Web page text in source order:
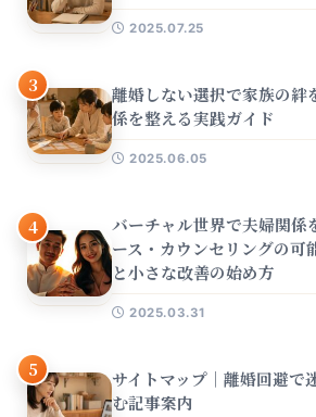
2025.07.25
3
離婚しない選択で家族の絆
係を整える実践ガイド
2025.06.05
4
バーチャル世界で夫婦関係
ース・カウンセリングの
と小さな改善の始め方
2025.03.31
5
サイトマップ｜離婚回避で
む記事案内